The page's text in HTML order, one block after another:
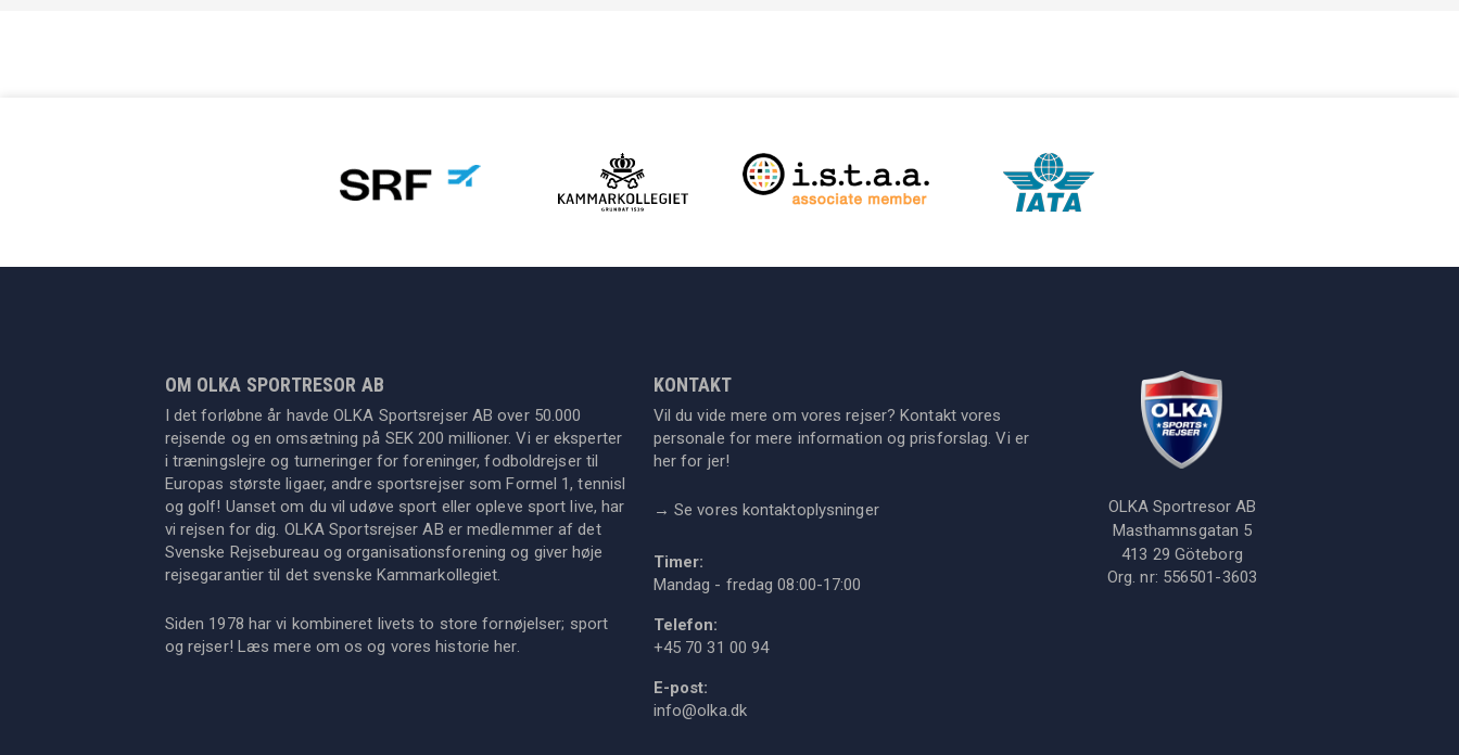
OM OLKA SPORTRESOR AB
I det forløbne år havde OLKA Sportsrejser AB over 50.000
rejsende og en omsætning på SEK 200 millioner. Vi er eksperter
i træningslejre og turneringer for foreninger, fodboldrejser til
Europas største ligaer, andre sportsrejser som Formel 1, tennisl
og golf! Uanset om du vil udøve sport eller opleve sport live, har
vi rejsen for dig. OLKA Sportsrejser AB er medlemmer af det
Svenske Rejsebureau og organisationsforening og giver høje
rejsegarantier til det svenske Kammarkollegiet.
Siden 1978 har vi kombineret livets to store fornøjelser; sport
og rejser! Læs mere om os og vores historieher.
KONTAKT
Vil du vide mere om vores rejser? Kontakt vores
personale for mere information og prisforslag. Vi er
her for jer!
→ Se vores kontaktoplysninger
Timer:
Mandag - fredag 08:00-17:00
Telefon:
+45 70 31 00 94
E-post:
info@olka.dk
OLKA Sportresor AB
Masthamnsgatan 5
413 29 Göteborg
Org. nr: 556501-3603